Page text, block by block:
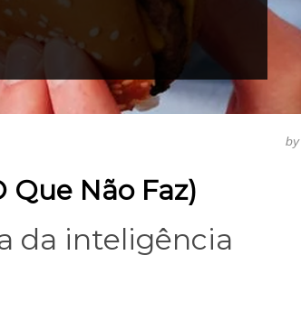
by
Não Faz)
da inteligência